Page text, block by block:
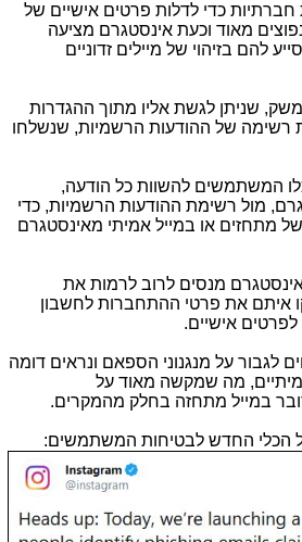
חברתיות כדי לדלות פרטים אישיים של
מאוד וכעת אינסטגרם מציעה
להם בזיהוי של מיילים זדוניים
שניתן לגשת אליו מתוך ההגדרות
רשימה של ההודעות הרשמיות, שנשלחו
המשתמשים להשוות כל הודעה,
מול רשימת ההודעות הרשמיות, כדי
מתחזים או במייל אמיתי מאינסטגרם
מנסים לרוב לרמות את
איתם את פרטי ההתחברות לחשבון
לפרטים אישיים.
לגבור על מנגנוני הספאם ונראים דומה
מה שמקשה מאוד על
במייל מתחזה בחלק מהמקרים.
הכלי החדש לבטיחות המשתמשים: